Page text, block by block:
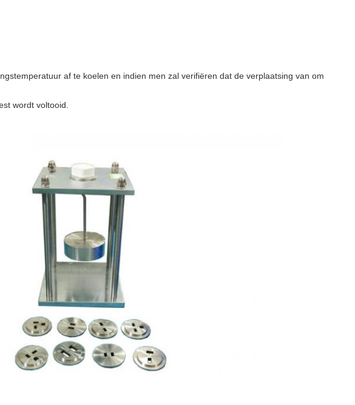
af te koelen en indien men zal verifiëren dat de verplaatsing van om
wordt voltooid.